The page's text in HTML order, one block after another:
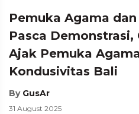
Pemuka Agama
Pasca Demonstrasi,
Ajak Pemuka
Kondusivitas Bali
By GusAr
31 August 2025